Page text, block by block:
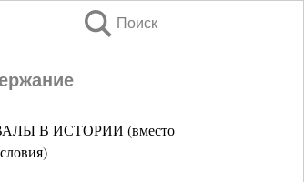
Поиск
В ИСТОРИИ (вместо